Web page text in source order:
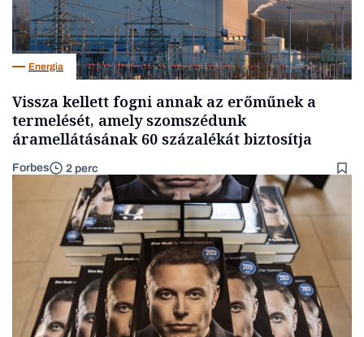
Energia
Vissza kellett fogni annak az erőműnek a
termelését, amely szomszédunk
áramellátásának 60 százalékát biztosítja
Forbes 2 perc